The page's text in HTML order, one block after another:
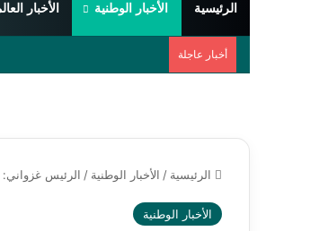
الرئيسية الأخبار الوطنية الأخبار
أخبار عاجلة
الرئيسية / الأخبار الوطنية / الرئيس غزواني:
الأخبار الوطنية